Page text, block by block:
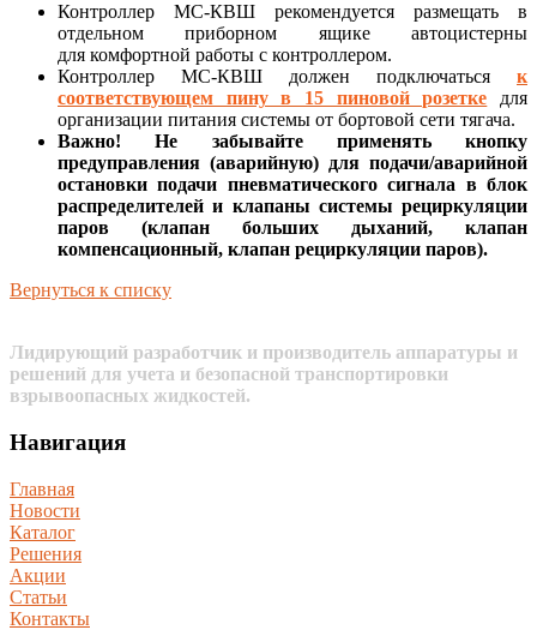
Контроллер МС-КВШ рекомендуется размещать в
отдельном приборном ящике автоцистерны
для комфортной работы с контроллером.
Контроллер МС-КВШ должен подключаться к
соответствующем пину в 15 пиновой розетке для
организации питания системы от бортовой сети тягача.
Важно! Не забывайте применять кнопку
предуправления (аварийную) для подачи/аварийной
остановки подачи пневматического сигнала в блок
распределителей и клапаны системы рециркуляции
паров (клапан больших дыханий, клапан
компенсационный, клапан рециркуляции паров).
Вернуться к списку
Лидирующий разработчик и производитель аппаратуры и
решений для учета и безопасной транспортировки
взрывоопасных жидкостей.
Навигация
Главная
Новости
Каталог
Решения
Акции
Статьи
Контакты